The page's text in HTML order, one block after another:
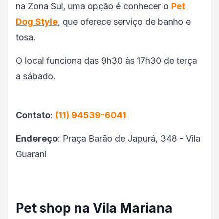
na Zona Sul, uma opção é conhecer o Pet
Dog Style, que oferece serviço de banho e
tosa.
O local funciona das 9h30 às 17h30 de terça
a sábado.
Contato: (11) 94539-6041
Endereço: Praça Barão de Japurá, 348 - Vila
Guarani
Pet shop na Vila Mariana